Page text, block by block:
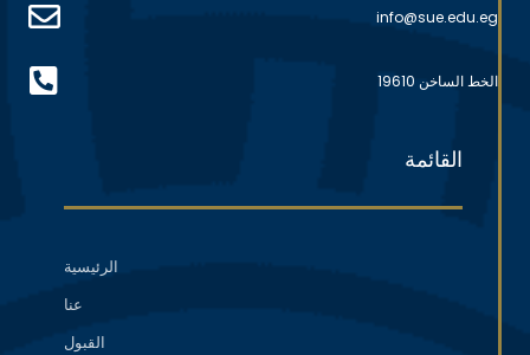
info@sue.edu.eg
الخط الساخن 19610
القائمة
الرئيسية
عنا
القبول